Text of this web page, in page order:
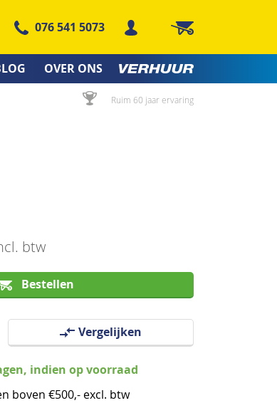
076 541 5073 Winkelwagen
OVER ONS
Ruim 60 jaar ervaring
btw
Bestellen
Vergelijken
indien op voorraad
boven €500,- excl. btw